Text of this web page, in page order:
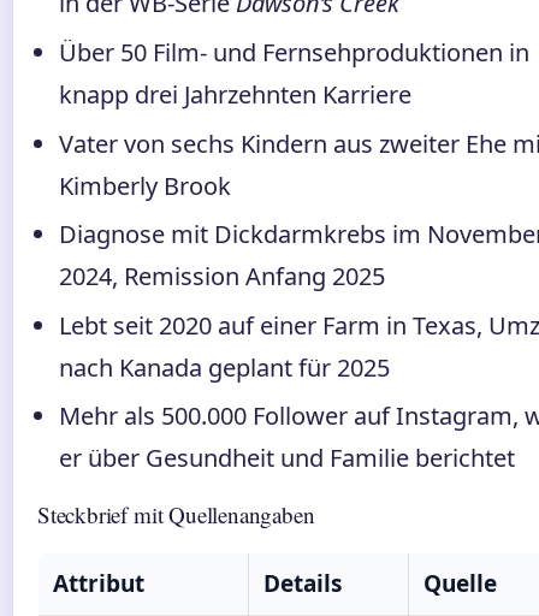
Über 50 Film- und Fernsehproduktionen in
knapp drei Jahrzehnten Karriere
Vater von sechs Kindern aus zweiter Ehe
Kimberly Brook
Diagnose mit Dickdarmkrebs im
2024, Remission Anfang 2025
Lebt seit 2020 auf einer Farm in Texas,
nach Kanada geplant für 2025
Mehr als 500.000 Follower auf Instagram,
er über Gesundheit und Familie berichtet
Steckbrief mit Quellenangaben
Attribut Details
Quelle